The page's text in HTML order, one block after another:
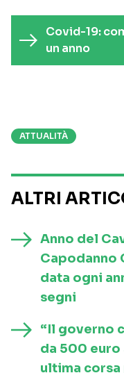
Covid-19:
un anno
ATTUALITÀ
ALTRI
Anno del
Capodanno
data ogni
segni
“Il governo
da 500 euro
ultima corsa